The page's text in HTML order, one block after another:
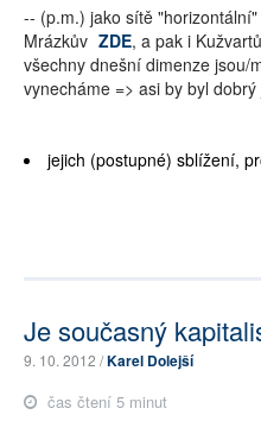
-- (p.m.) jako sítě
Mrázkův ZDE, a pak i
všechny dnešní dimenze jsou/
vynecháme => asi by byl
jejich (postupné) sblížení,
Je současný
9. 10. 2012 /Karel Dolejší
čas čtení 5 minut